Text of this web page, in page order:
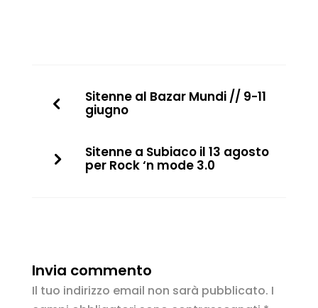
Sitenne al Bazar Mundi // 9-11
giugno
Sitenne a Subiaco il 13 agosto
per Rock ‘n mode 3.0
Invia commento
Il tuo indirizzo email non sarà pubblicato. I